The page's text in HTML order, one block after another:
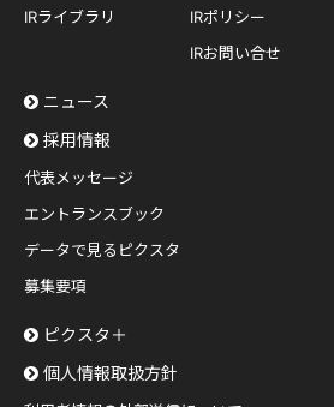
IRライブラリ
IRポリシー
IRお問い合せ
ニュース
採用情報
代表メッセージ
エントランスブック
データで見るピクスタ
募集要項
ピクスタ＋
個人情報取扱方針